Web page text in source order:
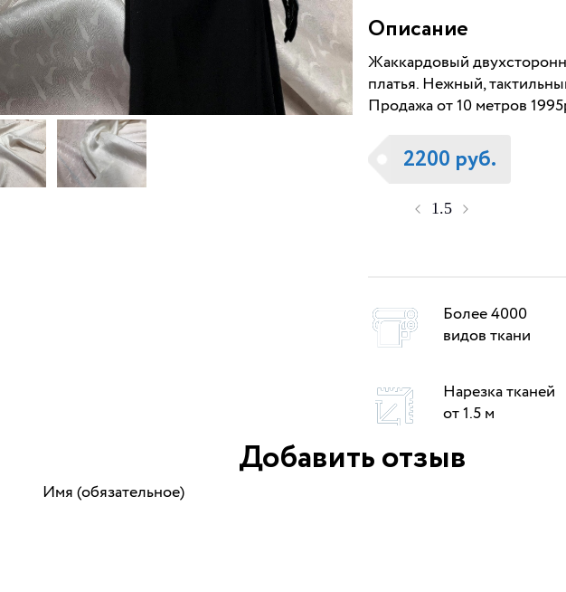
Описание
Жаккардовый
платья. Нежный,
Продажа от 10 метров
2200 руб.
Более 4000
видов ткани
Нарезка тканей
от 1.5 м
Добавить отзыв
Имя (обязательное)